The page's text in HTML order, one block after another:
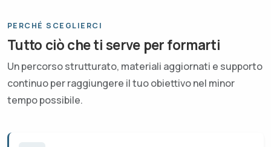
PERCHÉ SCEGLIERCI
Tutto ciò che ti serve per formarti
Un percorso strutturato, materiali aggiornati e supporto
continuo per raggiungere il tuo obiettivo nel minor
tempo possibile.